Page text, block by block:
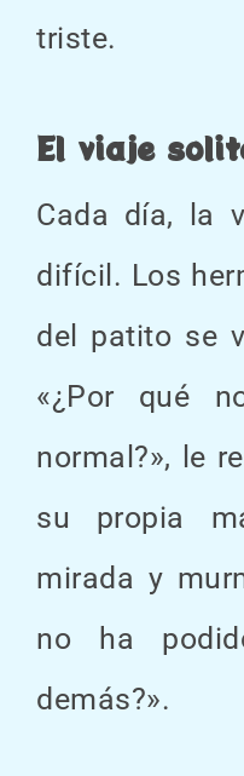
triste.
El viaje
Cada día, la
difícil. Los
del patito se
«¿Por qué
normal?», le
su propia
mirada y
no ha
demás?».